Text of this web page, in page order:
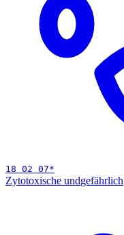
18 02 07*
Zytotoxische undgefährlich